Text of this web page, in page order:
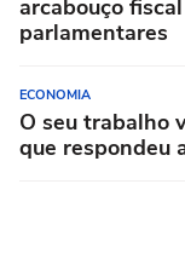
arcabouço
parlamentares
ECONOMIA
O seu trabalho
que respondeu